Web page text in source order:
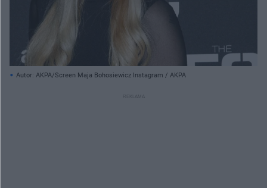
Autor: AKPA/Screen Maja Bohosiewicz Instagram / AKPA